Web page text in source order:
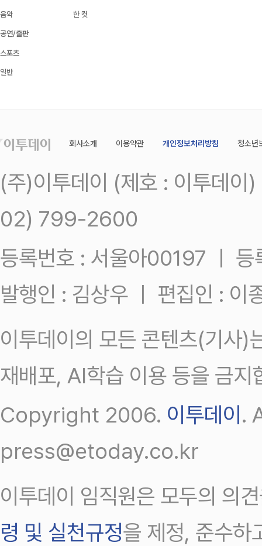
음악
공연/출판
스포츠
일반
한 컷
회사소개 이용약관 개인정보처리방침 청소년
(주)이투데이 (제호 : 이투데
02) 799-2600
등록번호 : 서울아00197 ㅣ
발행인 : 김상우 ㅣ 편집인 : 이
이투데이의 모든 콘텐츠(기사)
재배포, AI학습 이용 등을 금지
Copyright 2006. 이투데이.
press@etoday.co.kr
이투데이 임직원은 모두의 의
령 및 실천규정을 제정, 준수하